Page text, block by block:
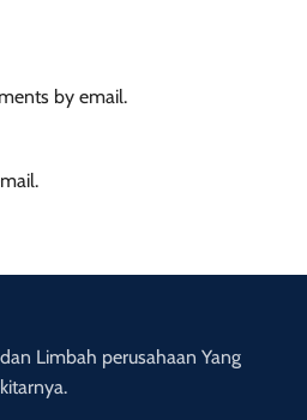
by email.
Limbah perusahaan Yang